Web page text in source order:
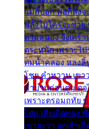
แม่ก็บอก พ่อก็สั่งจ
พลั้งไปใครจะช่วย
ตามสนอง จึงเศร้
ตระหนัก เพราะไ
ตมน้ำคลอง หลงลิ้
โชย คำหวาน เขา
มาบานก่อนตูม ดุจ
เพราะตรอมฤทัย
โศก เสียเถิดทอง
เขาจะว่า ลูกเจ้าเ